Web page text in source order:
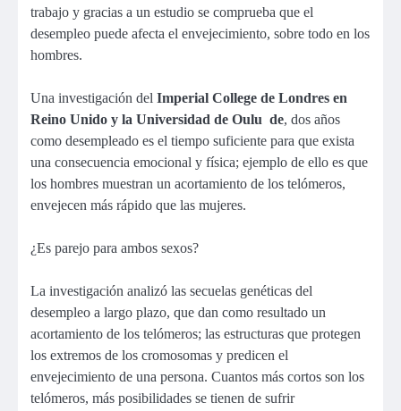
trabajo y gracias a un estudio se comprueba que el
desempleo puede afecta el envejecimiento, sobre todo en los
hombres.
Una investigación del Imperial College de Londres en
Reino Unido y la Universidad de Oulu de, dos años
como desempleado es el tiempo suficiente para que exista
una consecuencia emocional y física; ejemplo de ello es que
los hombres muestran un acortamiento de los telómeros,
envejecen más rápido que las mujeres.
¿Es parejo para ambos sexos?
La investigación analizó las secuelas genéticas del
desempleo a largo plazo, que dan como resultado un
acortamiento de los telómeros; las estructuras que protegen
los extremos de los cromosomas y predicen el
envejecimiento de una persona. Cuantos más cortos son los
telómeros, más posibilidades se tienen de sufrir